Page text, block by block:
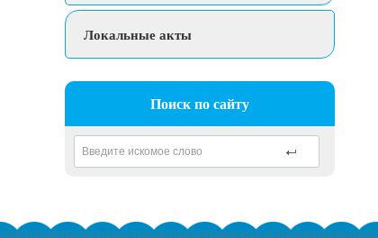
Локальные акты
Поиск по сайту